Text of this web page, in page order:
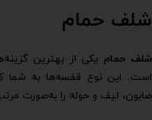
شلف حمام
شلف حمام یکی از بهترین
است. این نوع قفسه‌ها به شما
صابون، لیف و حوله را به‌صورت